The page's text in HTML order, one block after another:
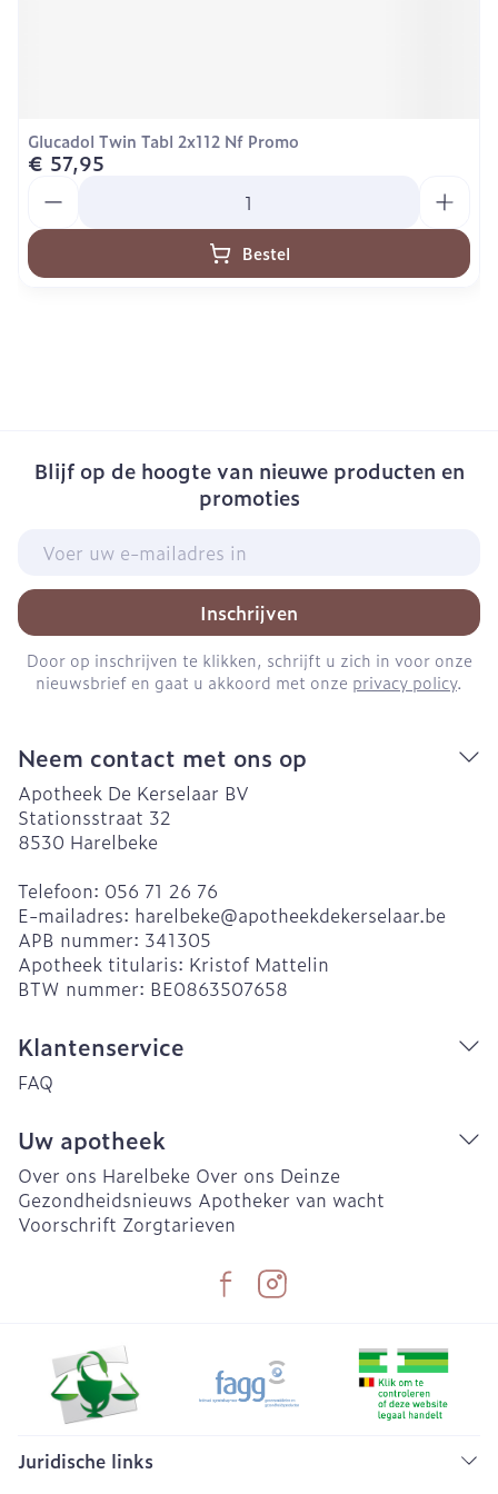
Glucadol Twin Tabl 2x112 Nf Promo
€ 57,95
Bestel
Blijf op de hoogte van nieuwe producten en
promoties
Inschrijven
Door op inschrijven te klikken, schrijft u zich in voor onze
nieuwsbrief en gaat u akkoord met onze privacy policy.
Neem contact met ons op
Apotheek De Kerselaar BV
Stationsstraat 32
8530 Harelbeke
Telefoon: 056 71 26 76
E-mailadres: harelbeke@apotheekdekerselaar.be
APB nummer: 341305
Apotheek titularis: Kristof Mattelin
BTW nummer: BE0863507658
Klantenservice
FAQ
Uw apotheek
Over ons Harelbeke Over ons Deinze
Gezondheidsnieuws Apotheker van wacht
Voorschrift Zorgtarieven
Juridische links